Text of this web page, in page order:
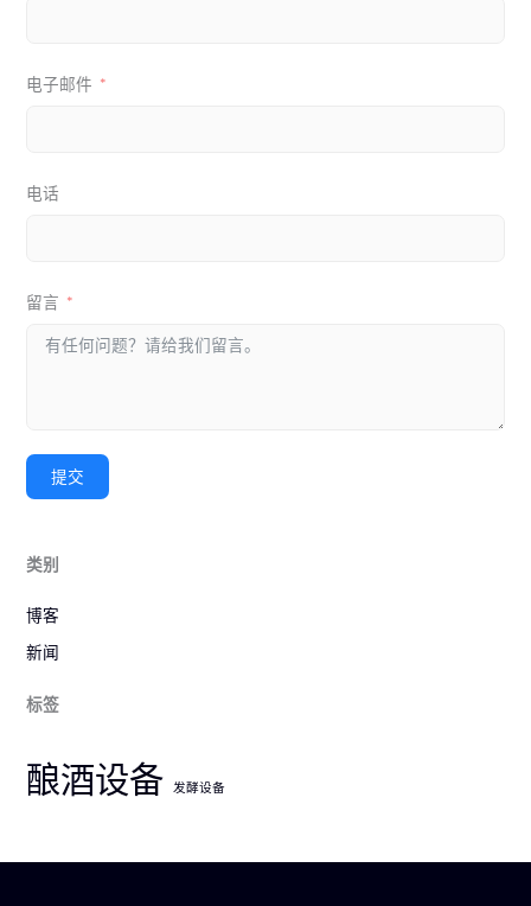
电子邮件
电话
留言
提交
类别
博客
新闻
标签
酿酒设备 发酵设备